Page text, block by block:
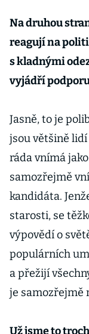
Na druhou
reagují na
s kladnými
vyjádří
Jasně, to je
jsou většině
ráda vnímá
samozřejmě
kandidáta.
starosti, se
výpovědí o
populárních
a přežijí
je samozřejmě
Už jsme to